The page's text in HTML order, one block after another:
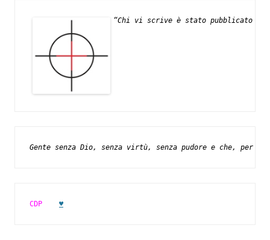
“Chi vi scrive è stato pubblicato su
Gente senza Dio, senza virtù, senza pudore e che, per
CDP ♥